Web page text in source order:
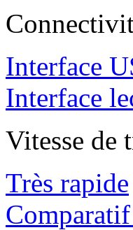
Interface
Interface
Vitesse de
Très rapide